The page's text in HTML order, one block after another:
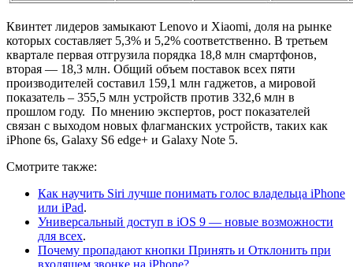
Квинтет лидеров замыкают Lenovo и Xiaomi, доля на рынке
которых составляет 5,3% и 5,2% соответственно. В третьем
квартале первая отгрузила порядка 18,8 млн смартфонов,
вторая — 18,3 млн. Общий объем поставок всех пяти
производителей составил 159,1 млн гаджетов, а мировой
показатель – 355,5 млн устройств против 332,6 млн в
прошлом году. По мнению экспертов, рост показателей
связан с выходом новых флагманских устройств, таких как
iPhone 6s, Galaxy S6 edge+ и Galaxy Note 5.
Смотрите также:
Как научить Siri лучше понимать голос владельца iPhone
или iPad.
Универсальный доступ в iOS 9 — новые возможности
для всех.
Почему пропадают кнопки Принять и Отклонить при
входящем звонке на iPhone?